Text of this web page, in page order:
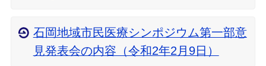
石岡地域市民医療シンポジウム第一部意
見発表会の内容（令和2年2月9日）